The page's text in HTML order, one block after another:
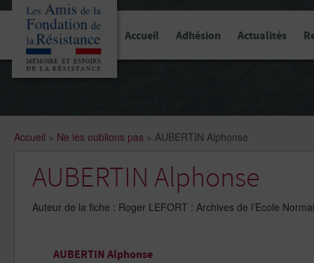
Accueil Adhésion Actualités
Accueil » Ne les oublions pas » AUBERTIN Alphonse
AUBERTIN Alphonse
Auteur de la fiche : Roger LEFORT : Archives de l’Ecole
AUBERTIN Alphonse
Panneau de gestion des cookies